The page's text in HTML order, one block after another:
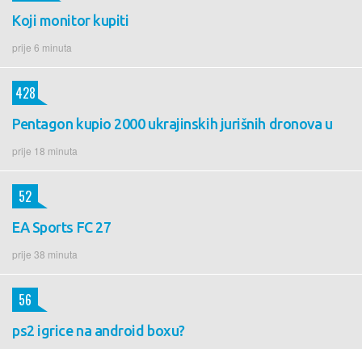
Koji monitor kupiti
prije 6 minuta
Pentagon kupio 2000 ukrajinskih jurišnih dronova u
prije 18 minuta
428
EA Sports FC 27
prije 38 minuta
52
ps2 igrice na android boxu?
56